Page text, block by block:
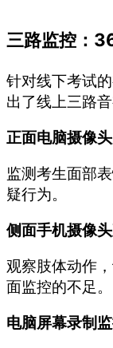
三路监控：
针对线下考试
出了线上三路
正面电脑摄像
监测考生面部
疑行为。
侧面手机摄像
观察肢体动作
面监控的不足。
电脑屏幕录制